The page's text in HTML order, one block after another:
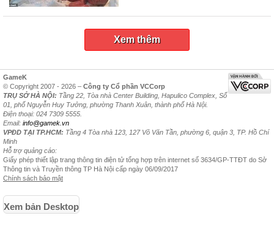
Xem thêm
GameK
© Copyright 2007 - 2026 – Công ty Cổ phần VCCorp
TRỤ SỞ HÀ NỘI: Tầng 22, Tòa nhà Center Building, Hapulico Complex, Số
01, phố Nguyễn Huy Tưởng, phường Thanh Xuân, thành phố Hà Nội.
Điện thoại: 024 7309 5555.
Email: info@gamek.vn
VPĐD TẠI TP.HCM: Tầng 4 Tòa nhà 123, 127 Võ Văn Tần, phường 6, quận 3, TP. Hồ Chí
Minh
Hỗ trợ quảng cáo:
Giấy phép thiết lập trang thông tin điện tử tổng hợp trên internet số 3634/GP-TTĐT do Sở
Thông tin và Truyền thông TP Hà Nội cấp ngày 06/09/2017
Chính sách bảo mật
Xem bản Desktop